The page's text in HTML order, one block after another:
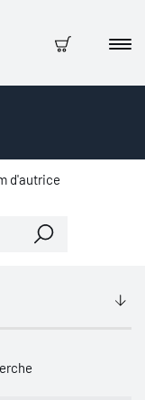
Panier
d'autrice